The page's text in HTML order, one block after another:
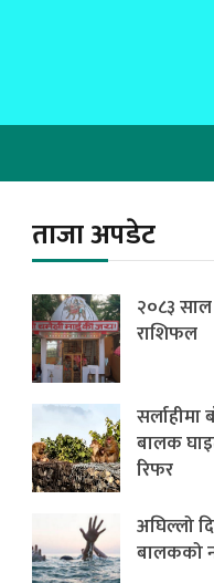
ताजा अपडेट
२०८३
राशिफल
सर्लाहीमा
बालक
रिफर
अघिल्लो
बालकको